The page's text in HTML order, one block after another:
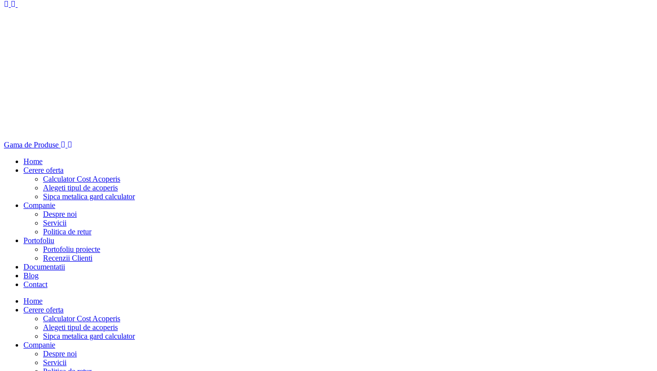
Gama de Produse
Home
Cerere oferta
Calculator Cost Acoperis
Alegeti tipul de acoperis
Sipca metalica gard calculator
Companie
Despre noi
Servicii
Politica de retur
Portofoliu
Portofoliu proiecte
Recenzii Clienti
Documentatii
Blog
Contact
Home
Cerere oferta
Calculator Cost Acoperis
Alegeti tipul de acoperis
Sipca metalica gard calculator
Companie
Despre noi
Servicii